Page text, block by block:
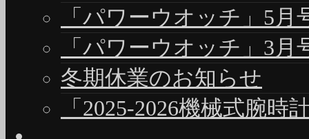
「パワーウオッチ」5月
「パワーウオッチ」3月
冬期休業のお知らせ
「2025-2026機械式腕時